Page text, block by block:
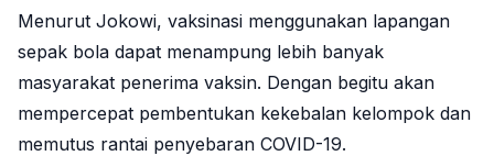
Menurut Jokowi, vaksinasi menggunakan lapangan
sepak bola dapat menampung lebih banyak
masyarakat penerima vaksin. Dengan begitu akan
mempercepat pembentukan kekebalan kelompok dan
memutus rantai penyebaran COVID-19.